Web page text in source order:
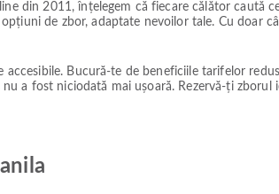
din 2011, înțelegem că fiecare călător caută
de zbor, adaptate nevoilor tale. Cu doar
Bucură-te de beneficiile tarifelor
a fost niciodată mai ușoară. Rezervă-ți